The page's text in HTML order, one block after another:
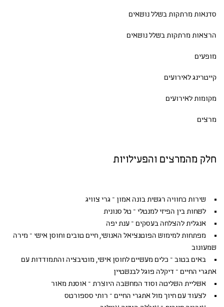
סדנאות מרתקות בשלל נושאים
הרצאות מרתקות בשלל נושאים
מופעים
קייטרינג לאירועים
מקומות לאירועים
מרצים
חלק מהמרצים והפעילויות
שירות כחוויה רגשית בונה אמון – גרי צוויג
לשחות בין הפיזי למנטלי – טל סנונית
אנגלית להצלחה בעסקים – ענת יפה
מפתחות למימוש הפוטנציאל האנושי, חיים טובים וחוסן אישי – מירה
שמעונוב
באים בטוב – כלים מעשיים לחוסן אישי, מוטיבציה והתמודדות עם
אתגרי החיים – דיקלה פוגל לבנשטיין
אשליית השליטה וסוד המחשבה היוצרת – אוסנת מאור
לצעוד עם חיוך מול אתגרי החיים – רותי סספורטס